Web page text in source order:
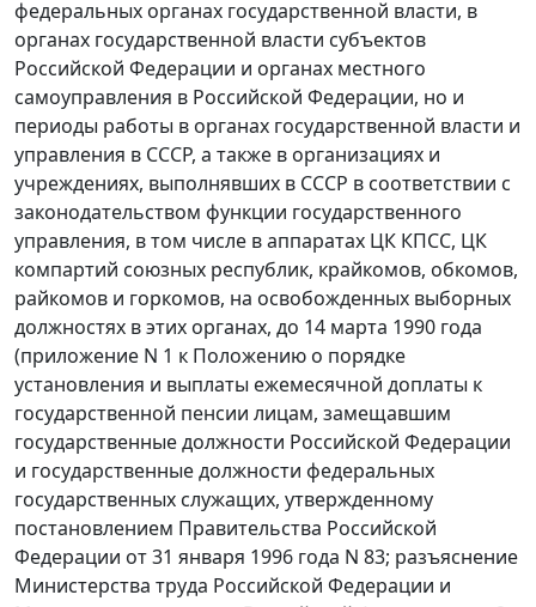
федеральных органах государственной власти, в
органах государственной власти субъектов
Российской Федерации и органах местного
самоуправления в Российской Федерации, но и
периоды работы в органах государственной власти и
управления в СССР, а также в организациях и
учреждениях, выполнявших в СССР в соответствии с
законодательством функции государственного
управления, в том числе в аппаратах ЦК КПСС, ЦК
компартий союзных республик, крайкомов, обкомов,
райкомов и горкомов, на освобожденных выборных
должностях в этих органах, до 14 марта 1990 года
(приложение N 1 к Положению о порядке
установления и выплаты ежемесячной доплаты к
государственной пенсии лицам, замещавшим
государственные должности Российской Федерации
и государственные должности федеральных
государственных служащих, утвержденному
постановлением Правительства Российской
Федерации от 31 января 1996 года N 83; разъяснение
Министерства труда Российской Федерации и